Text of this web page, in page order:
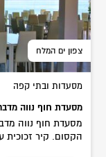
צפון ים המלח
מסעדות ובתי קפה
מסעדת חוף נווה
מסעדת חוף נווה
הקסום. קיר זכוכית